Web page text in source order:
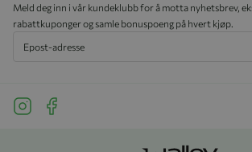
Meld deg inn i vår kundeklubb for å motta nyhetsbrev,
rabattkuponger og samle bonuspoeng på hvert kjøp.
See our Instagram
See our Facebook